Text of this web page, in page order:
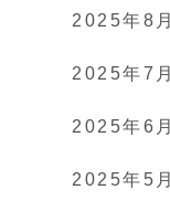
2025年8月
2025年7月
2025年6月
2025年5月